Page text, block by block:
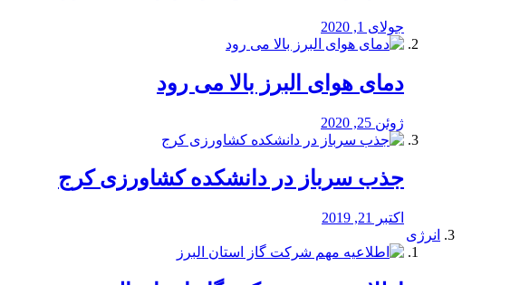
جولای 1, 2020
دمای هوای البرز بالا می رود
ژوئن 25, 2020
جذب سرباز در دانشکده کشاورزی کرج
اکتبر 21, 2019
انرژی